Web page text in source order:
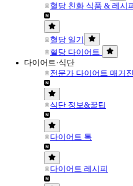
혈당 친화 식품 & 레시피
혈당 일기
혈당 다이어트
다이어트·식단
전문가 다이어트 매거진
식단 정보&꿀팁
다이어트 톡
다이어트 레시피